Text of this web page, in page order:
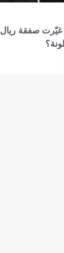
غيّرت صفقة ريال